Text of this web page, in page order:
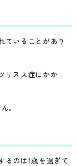
ていることがあり
リヌス症にかか
。
るのは1歳を過ぎて